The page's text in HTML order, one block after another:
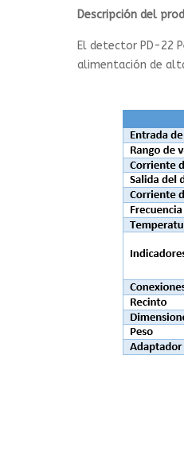
Descripción del
El detector PD-22
alimentación de